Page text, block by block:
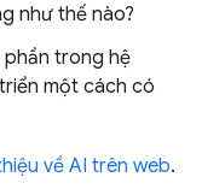
như thế nào?
phần trong hệ
một cách có
về AI trên web.